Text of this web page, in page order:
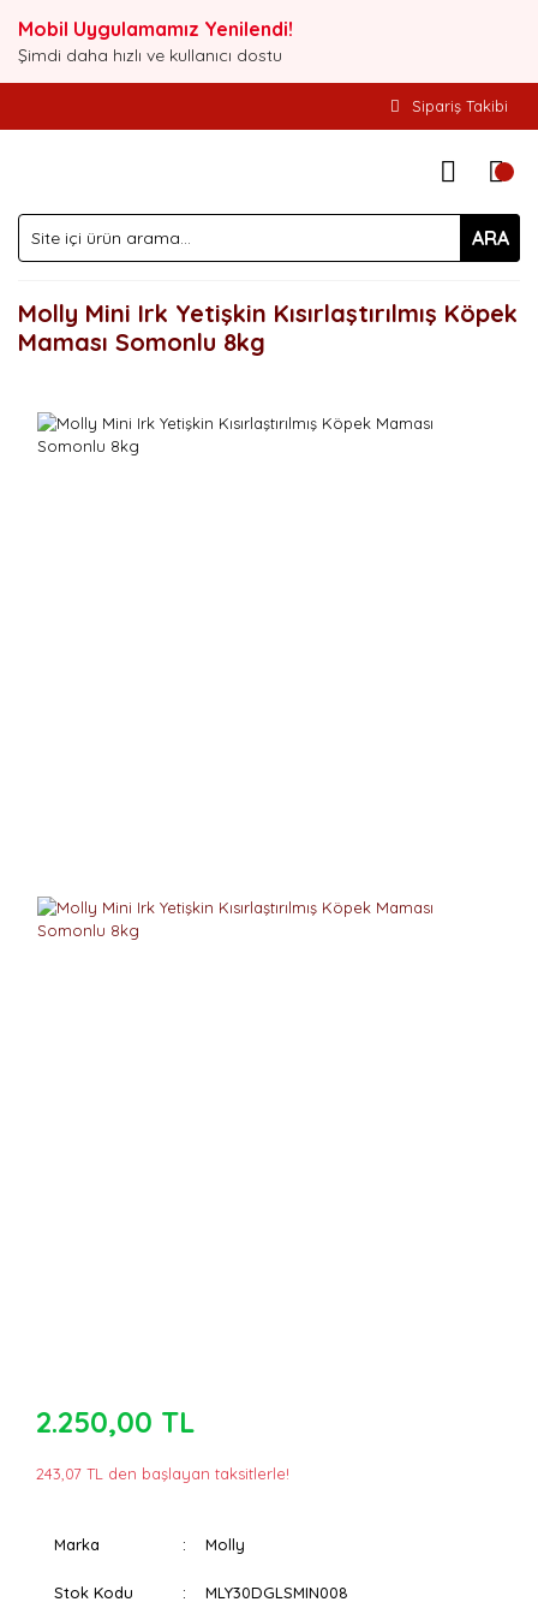
Mobil Uygulamamız Yenilendi!
Şimdi daha hızlı ve kullanıcı dostu
Sipariş Takibi
ARA
Molly Mini Irk Yetişkin Kısırlaştırılmış Köpek
Maması Somonlu 8kg
2.250,00 TL
243,07 TL den başlayan taksitlerle!
Marka Molly
Stok Kodu MLY30DGLSMIN008